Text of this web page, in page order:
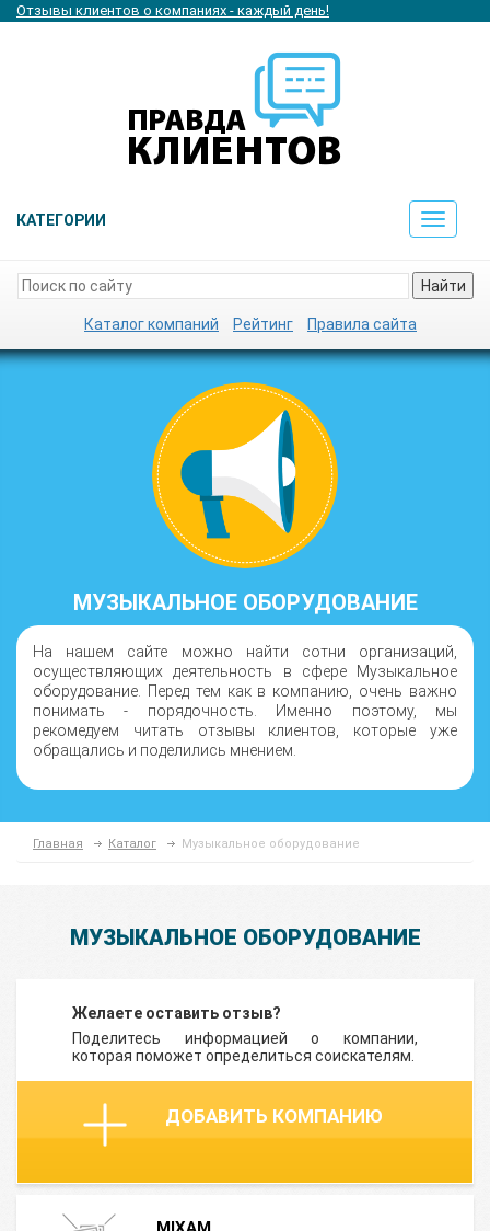
Отзывы клиентов о компаниях - каждый день!
КАТЕГОРИИ
Toggle
Найти
Каталог компаний Рейтинг Правила сайта
МУЗЫКАЛЬНОЕ ОБОРУДОВАНИЕ
На нашем сайте можно найти сотни организаций,
осуществляющих деятельность в сфере Музыкальное
оборудование. Перед тем как в компанию, очень важно
понимать - порядочность. Именно поэтому, мы
рекомедуем читать отзывы клиентов, которые уже
обращались и поделились мнением.
Главная Каталог Музыкальное оборудование
МУЗЫКАЛЬНОЕ ОБОРУДОВАНИЕ
Желаете оставить отзыв?
Поделитесь информацией о компании,
которая поможет определиться соискателям.
ДОБАВИТЬ КОМПАНИЮ